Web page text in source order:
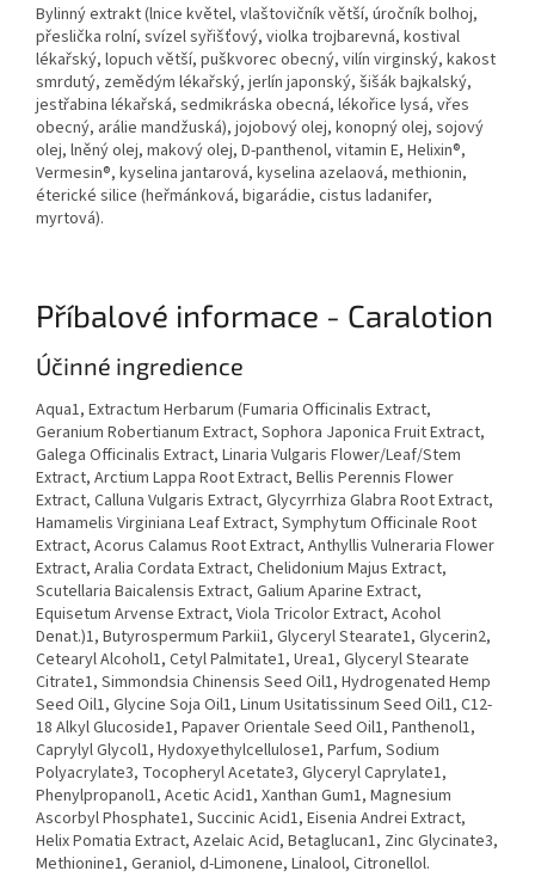
Bylinný extrakt (lnice květel, vlaštovičník větší, úročník bolhoj,
přeslička rolní, svízel syřišťový, violka trojbarevná, kostival
lékařský, lopuch větší, puškvorec obecný, vilín virginský, kakost
smrdutý, zemědým lékařský, jerlín japonský, šišák bajkalský,
jestřabina lékařská, sedmikráska obecná, lékořice lysá, vřes
obecný, arálie mandžuská), jojobový olej, konopný olej, sojový
olej, lněný olej, makový olej, D-panthenol, vitamin E, Helixin®,
Vermesin®, kyselina jantarová, kyselina azelaová, methionin,
éterické silice (heřmánková, bigarádie, cistus ladanifer,
myrtová).
Příbalové informace - Caralotion
Účinné ingredience
Aqua1, Extractum Herbarum (Fumaria Officinalis Extract,
Geranium Robertianum Extract, Sophora Japonica Fruit Extract,
Galega Officinalis Extract, Linaria Vulgaris Flower/Leaf/Stem
Extract, Arctium Lappa Root Extract, Bellis Perennis Flower
Extract, Calluna Vulgaris Extract, Glycyrrhiza Glabra Root Extract,
Hamamelis Virginiana Leaf Extract, Symphytum Officinale Root
Extract, Acorus Calamus Root Extract, Anthyllis Vulneraria Flower
Extract, Aralia Cordata Extract, Chelidonium Majus Extract,
Scutellaria Baicalensis Extract, Galium Aparine Extract,
Equisetum Arvense Extract, Viola Tricolor Extract, Acohol
Denat.)1, Butyrospermum Parkii1, Glyceryl Stearate1, Glycerin2,
Cetearyl Alcohol1, Cetyl Palmitate1, Urea1, Glyceryl Stearate
Citrate1, Simmondsia Chinensis Seed Oil1, Hydrogenated Hemp
Seed Oil1, Glycine Soja Oil1, Linum Usitatissinum Seed Oil1, C12-
18 Alkyl Glucoside1, Papaver Orientale Seed Oil1, Panthenol1,
Caprylyl Glycol1, Hydoxyethylcellulose1, Parfum, Sodium
Polyacrylate3, Tocopheryl Acetate3, Glyceryl Caprylate1,
Phenylpropanol1, Acetic Acid1, Xanthan Gum1, Magnesium
Ascorbyl Phosphate1, Succinic Acid1, Eisenia Andrei Extract,
Helix Pomatia Extract, Azelaic Acid, Betaglucan1, Zinc Glycinate3,
Methionine1, Geraniol, d-Limonene, Linalool, Citronellol.